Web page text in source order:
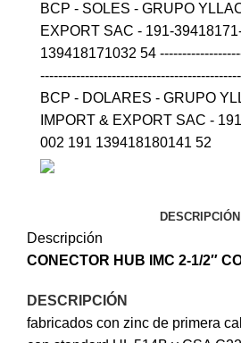
BCP - SOLES - GRUPO
EXPORT SAC - 191-
139418171032 54
BCP - DOLARES - GRUPO
IMPORT & EXPORT SAC -
002 191 139418180141 52
DESCRIPCIÓN
Descripción
CONECTOR HUB IMC 2-1/2″
DESCRIPCIÓN
fabricados con zinc de primera